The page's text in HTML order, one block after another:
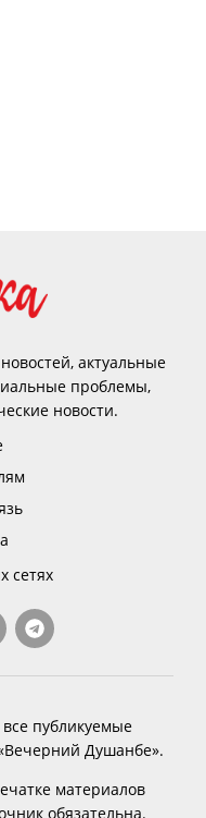
актуальные
проблемы,
новости.
сетях
публикуемые
Душанбе».
материалов
обязательна.